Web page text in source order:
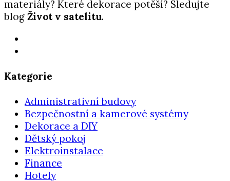
materiály? Které dekorace potěší? Sledujte
blog Život v satelitu.
Kategorie
Administrativní budovy
Bezpečnostní a kamerové systémy
Dekorace a DIY
Dětský pokoj
Elektroinstalace
Finance
Hotely